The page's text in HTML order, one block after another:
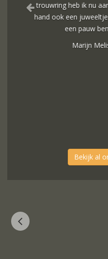
keuze en correcte
steeds heel
Naomi
Bekijk al